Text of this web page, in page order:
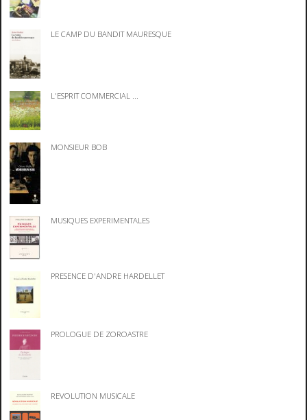
LE CAMP DU BANDIT MAURESQUE
L'ESPRIT COMMERCIAL ...
MONSIEUR BOB
MUSIQUES EXPERIMENTALES
PRESENCE D'ANDRE HARDELLET
PROLOGUE DE ZOROASTRE
REVOLUTION MUSICALE